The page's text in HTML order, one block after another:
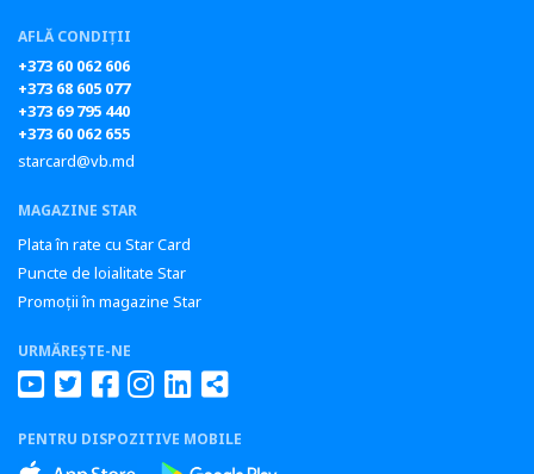
AFLĂ CONDIȚII
+373 60 062 606
+373 68 605 077
+373 69 795 440
+373 60 062 655
starcard@vb.md
MAGAZINE STAR
Plata în rate cu Star Card
Puncte de loialitate Star
Promoții în magazine Star
URMĂREȘTE-NE
PENTRU DISPOZITIVE MOBILE